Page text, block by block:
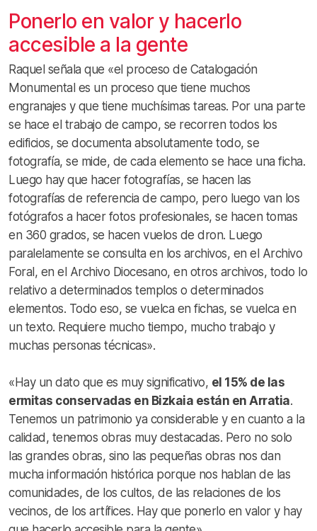
Ponerlo en valor y hacerlo
accesible a la gente
Raquel señala que «el proceso de Catalogación
Monumental es un proceso que tiene muchos
engranajes y que tiene muchísimas tareas. Por una parte
se hace el trabajo de campo, se recorren todos los
edificios, se documenta absolutamente todo, se
fotografía, se mide, de cada elemento se hace una ficha.
Luego hay que hacer fotografías, se hacen las
fotografías de referencia de campo, pero luego van los
fotógrafos a hacer fotos profesionales, se hacen tomas
en 360 grados, se hacen vuelos de dron. Luego
paralelamente se consulta en los archivos, en el Archivo
Foral, en el Archivo Diocesano, en otros archivos, todo lo
relativo a determinados templos o determinados
elementos. Todo eso, se vuelca en fichas, se vuelca en
un texto. Requiere mucho tiempo, mucho trabajo y
muchas personas técnicas».
«Hay un dato que es muy significativo, el 15% de las
ermitas conservadas en Bizkaia están en Arratia.
Tenemos un patrimonio ya considerable y en cuanto a la
calidad, tenemos obras muy destacadas. Pero no solo
las grandes obras, sino las pequeñas obras nos dan
mucha información histórica porque nos hablan de las
comunidades, de los cultos, de las relaciones de los
vecinos, de los artífices. Hay que ponerlo en valor y hay